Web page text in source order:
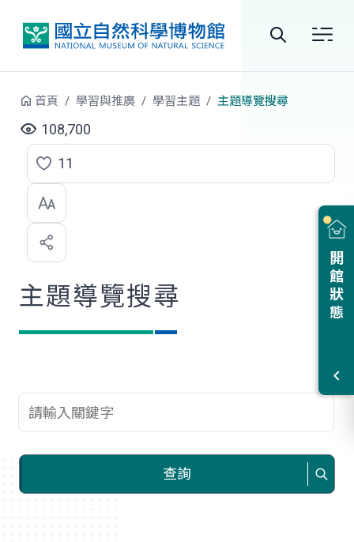
站
尋
開館狀態
首頁 學習與推廣 學習主題 主題導覽搜尋
108,700
點
選
喜
歡
11
主題導覽搜尋
查詢關鍵字
查詢